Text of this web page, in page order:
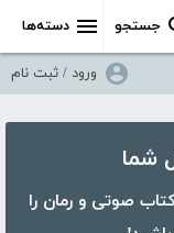
دسته‌ها جستجو
ورود / ثبت نام
بیش از ۵۰،۰۰۰ کتاب، کتاب صوتی و رمان را